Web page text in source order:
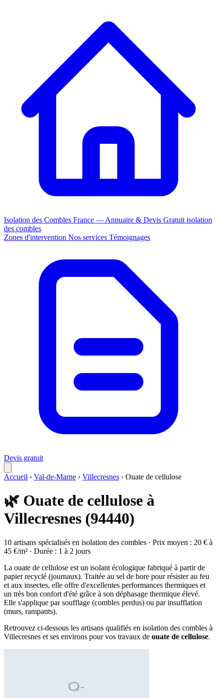
Isolation des Combles France — Annuaire & Devis Gratuit isolation
des combles
Zones d'intervention Nos services Témoignages
Devis gratuit
Accueil › Val-de-Marne › Villecresnes › Ouate de cellulose
🌿 Ouate de cellulose à
Villecresnes (94440)
10 artisans spécialisés en isolation des combles · Prix moyen : 20 € à
45 €/m² · Durée : 1 à 2 jours
La ouate de cellulose est un isolant écologique fabriqué à partir de
papier recyclé (journaux). Traitée au sel de bore pour résister au feu
et aux insectes, elle offre d'excellentes performances thermiques et
un très bon confort d'été grâce à son déphasage thermique élevé.
Elle s'applique par soufflage (combles perdus) ou par insufflation
(murs, rampants).
Retrouvez ci-dessous les artisans qualifiés en isolation des combles à
Villecresnes et ses environs pour vos travaux de ouate de cellulose.